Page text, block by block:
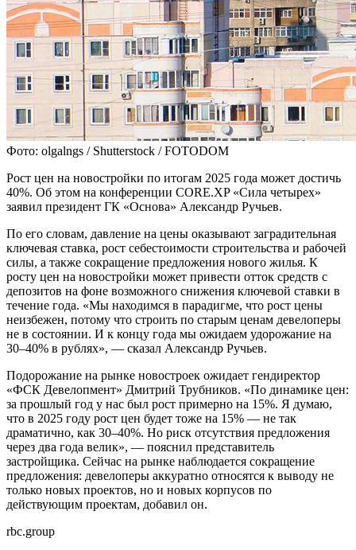
Фото: olgalngs / Shutterstock / FOTODOM
Рост цен на новостройки по итогам 2025 года может достичь
40%. Об этом на конференции CORE.XP «Сила четырех»
заявил президент ГК «Основа» Александр Ручьев.
По его словам, давление на цены оказывают заградительная
ключевая ставка, рост себестоимости строительства и рабочей
силы, а также сокращение предложения нового жилья. К
росту цен на новостройки может привести отток средств с
депозитов на фоне возможного снижения ключевой ставки в
течение года. «Мы находимся в парадигме, что рост цены
неизбежен, потому что строить по старым ценам девелоперы
не в состоянии. И к концу года мы ожидаем удорожание на
30–40% в рублях», — сказал Александр Ручьев.
Подорожание на рынке новостроек ожидает гендиректор
«ФСК Девелопмент» Дмитрий Трубников. «По динамике цен:
за прошлый год у нас был рост примерно на 15%. Я думаю,
что в 2025 году рост цен будет тоже на 15% — не так
драматично, как 30–40%. Но риск отсутствия предложения
через два года велик», — пояснил представитель
застройщика. Сейчас на рынке наблюдается сокращение
предложения: девелоперы аккуратно относятся к выводу не
только новых проектов, но и новых корпусов по
действующим проектам, добавил он.
rbc.group